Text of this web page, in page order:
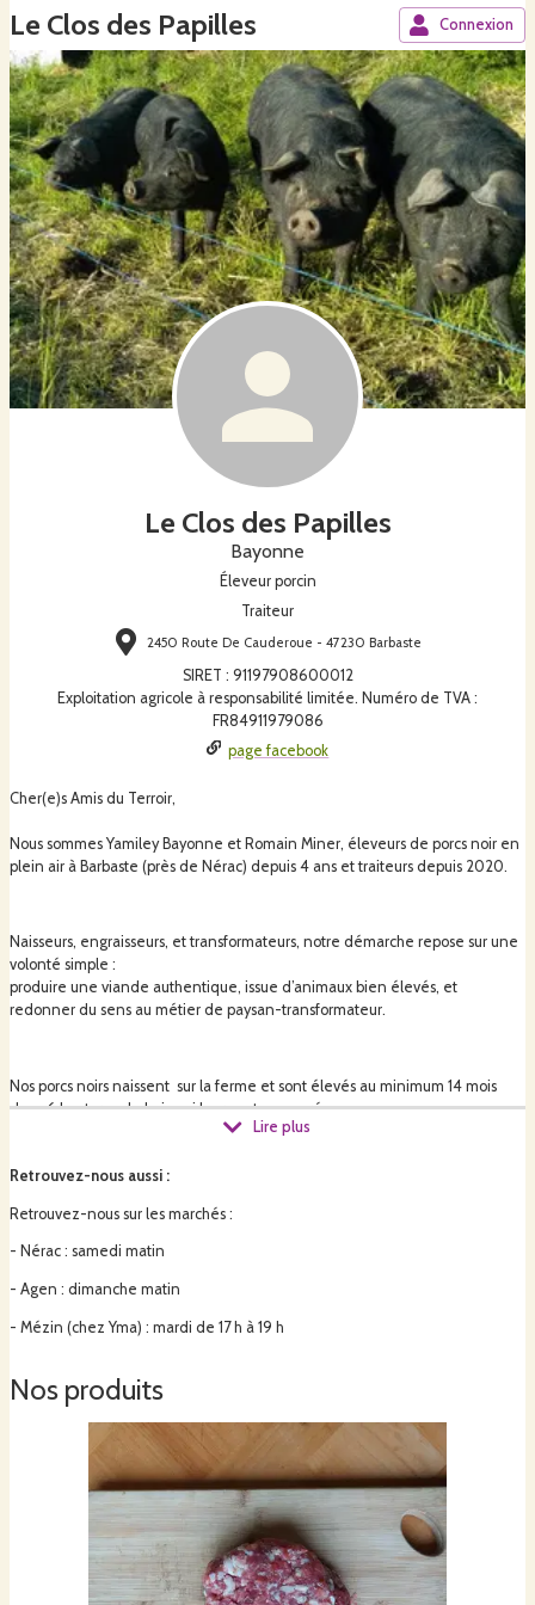
Le Clos des Papilles Connexion
Le Clos des Papilles
Bayonne
Éleveur porcin
Traiteur
2450 Route De Cauderoue - 47230 Barbaste
SIRET : 91197908600012
Exploitation agricole à responsabilité limitée. Numéro de TVA :
FR84911979086
page facebook
Cher(e)s Amis du Terroir,
Nous sommes Yamiley Bayonne et Romain Miner, éleveurs de porcs noir en
plein air à Barbaste (près de Nérac) depuis 4 ans et traiteurs depuis 2020.
Naisseurs, engraisseurs, et transformateurs, notre démarche repose sur une
volonté simple :
produire une viande authentique, issue d’animaux bien élevés, et
redonner du sens au métier de paysan-transformateur.
Nos porcs noirs naissent sur la ferme et sont élevés au minimum 14 mois
dans 6 hectares de bois qui leur sont consacrés.
👉 Chez nous,pas de recherche de rendement intensif
croissance lente et naturelle
animaux calmes et robustes
alimentation sélectionnée
transformation artisanale à la ferme
une viande plus persillée, plus fondante et beaucoup plus
goûteuse quireflète le temps, l’espace et le savoir-fairenécessaires pour
obtenir une viande de qualité !
Lire plus
Retrouvez-nous aussi :
Retrouvez-nous sur les marchés :
- Nérac : samedi matin
- Agen : dimanche matin
- Mézin (chez Yma) : mardi de 17 h à 19 h
Nos produits